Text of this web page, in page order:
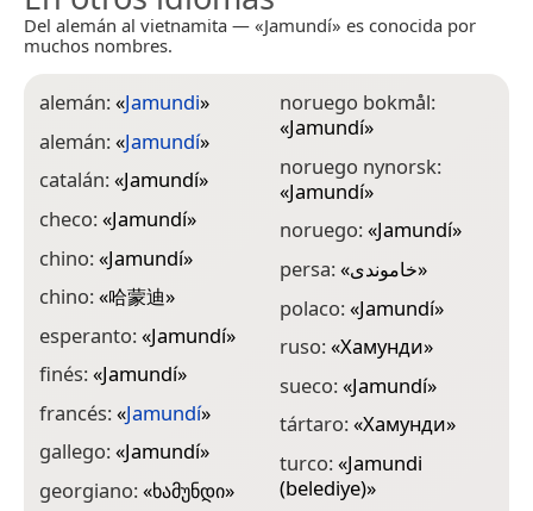
Del alemán al vietnamita — «Jamundí» es conocida por
muchos nombres.
alemán:«Jamundi»
alemán:«Jamundí»
catalán:«Jamundí»
checo:«Jamundí»
chino:«Jamundí»
chino:«哈蒙迪»
esperanto:«Jamundí»
finés:«Jamundí»
francés:«Jamundí»
gallego:«Jamundí»
georgiano:«ხამუნდი»
noruego bokmål:
«Jamundí»
noruego nynorsk:
«Jamundí»
noruego:«Jamundí»
persa:«خاموندی»
polaco:«Jamundí»
ruso:«Хамунди»
sueco:«Jamundí»
tártaro:«Хамунди»
turco:«Jamundi
(belediye)»